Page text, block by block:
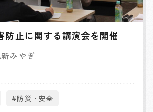
防止に関する講演会を開催
みやぎ
#防災・安全